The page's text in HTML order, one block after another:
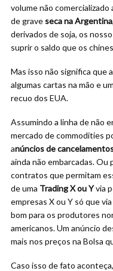
volume não comercializado
de grave seca na Argentina
derivados de soja, os
suprir o saldo que os
Mas isso não significa que
algumas cartas na mão e
recuo dos EUA.
Assumindo a linha de não
mercado de commodities
anúncios de
ainda não embarcadas. Ou
contratos que permitam
de uma Trading X ou Yvia
empresas X ou Y só que
bom para os produtores
americanos. Um anúncio
mais nos preços na Bolsa
Caso isso de fato